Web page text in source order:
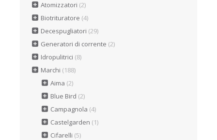
Atomizzatori (2)
Biotrituratore (4)
Decespugliatori (29)
Generatori di corrente (2)
Idropulitrici (8)
Marchi (188)
Aima (2)
Blue Bird (2)
Campagnola (4)
Castelgarden (1)
Cifarelli (5)